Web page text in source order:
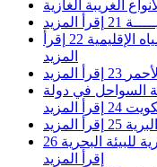
21 إقرأ المزيد
الإقليمية 22 إقرأ
المزيد
23 إقرأ المزيد
السواحل في دولة
24 إقرأ المزيد
25 إقرأ المزيد
للبيئة البحرية 26
إقرأ المزيد